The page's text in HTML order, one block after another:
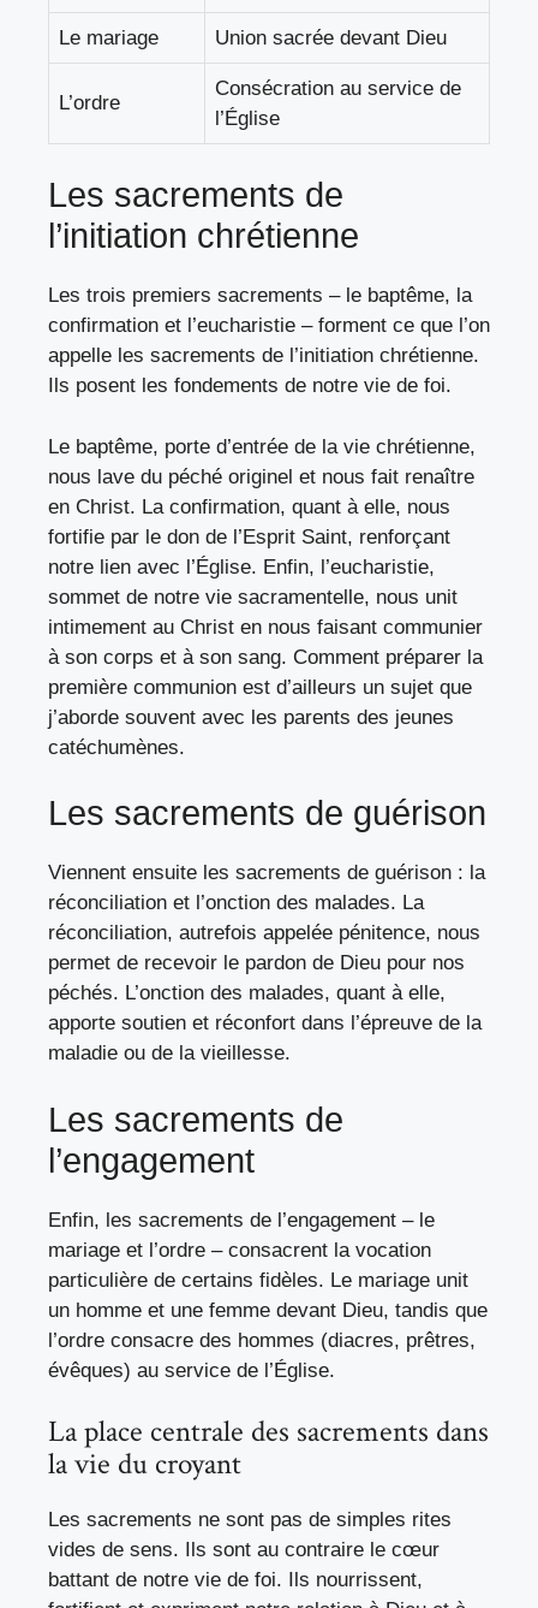
Le mariage Union sacrée devant Dieu
L’ordre
Consécration au service de
l’Église
Les sacrements de
l’initiation chrétienne
Les trois premiers sacrements – le baptême, la
confirmation et l’eucharistie – forment ce que l’on
appelle les sacrements de l’initiation chrétienne.
Ils posent les fondements de notre vie de foi.
Le baptême, porte d’entrée de la vie chrétienne,
nous lave du péché originel et nous fait renaître
en Christ. La confirmation, quant à elle, nous
fortifie par le don de l’Esprit Saint, renforçant
notre lien avec l’Église. Enfin, l’eucharistie,
sommet de notre vie sacramentelle, nous unit
intimement au Christ en nous faisant communier
à son corps et à son sang. Comment préparer la
première communion est d’ailleurs un sujet que
j’aborde souvent avec les parents des jeunes
catéchumènes.
Les sacrements de guérison
Viennent ensuite les sacrements de guérison : la
réconciliation et l’onction des malades. La
réconciliation, autrefois appelée pénitence, nous
permet de recevoir le pardon de Dieu pour nos
péchés. L’onction des malades, quant à elle,
apporte soutien et réconfort dans l’épreuve de la
maladie ou de la vieillesse.
Les sacrements de
l’engagement
Enfin, les sacrements de l’engagement – le
mariage et l’ordre – consacrent la vocation
particulière de certains fidèles. Le mariage unit
un homme et une femme devant Dieu, tandis que
l’ordre consacre des hommes (diacres, prêtres,
évêques) au service de l’Église.
La place centrale des sacrements dans
la vie du croyant
Les sacrements ne sont pas de simples rites
vides de sens. Ils sont au contraire le cœur
battant de notre vie de foi. Ils nourrissent,